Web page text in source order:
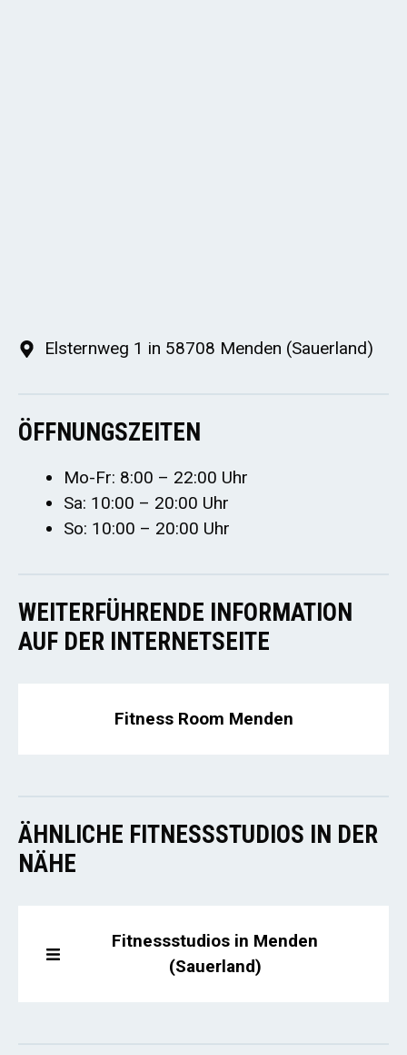
Elsternweg 1 in 58708 Menden (Sauerland)
ÖFFNUNGSZEITEN
Mo-Fr: 8:00 – 22:00 Uhr
Sa: 10:00 – 20:00 Uhr
So: 10:00 – 20:00 Uhr
WEITERFÜHRENDE INFORMATION
AUF DER INTERNETSEITE
Fitness Room Menden
ÄHNLICHE FITNESSSTUDIOS IN DER
NÄHE
Fitnessstudios in Menden
(Sauerland)